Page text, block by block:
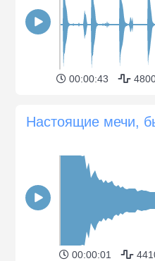
00:00:43
00:00:01